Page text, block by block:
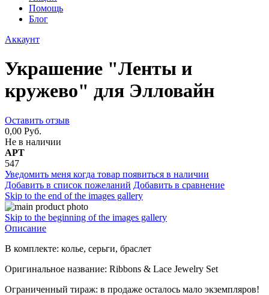
Помощь
Блог
Аккаунт
Украшение "Ленты и
кружево" для Элловайн
Оставить отзыв
0,00 Руб.
Не в наличии
АРТ
547
Уведомить меня когда товар появиться в наличии
Добавить в список пожеланий Добавить в сравнение
Skip to the end of the images gallery
Skip to the beginning of the images gallery
Описание
В комплекте: колье, серьги, браслет
Оригинальное название: Ribbons & Lace Jewelry Set
Ограниченный тираж: в продаже осталось мало экземпляров!